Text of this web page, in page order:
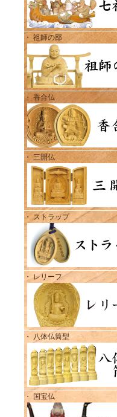
・ 祖師の部
・ 香合仏
・ 三開仏
・ ストラップ
・ レリーフ
・ 八体仏筒型
・ 国宝仏